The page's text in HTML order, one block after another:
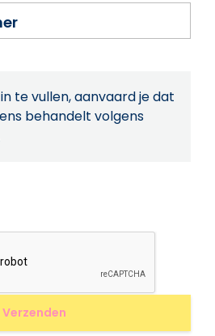
te vullen, aanvaard je dat
behandelt volgens